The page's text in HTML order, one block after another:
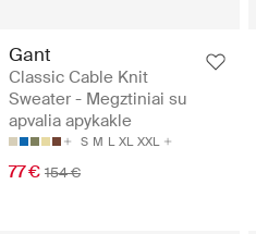
Gant
Classic Cable Knit
Sweater - Megztiniai su
apvalia apykakle
S M L XL XXL
77 € 154 €